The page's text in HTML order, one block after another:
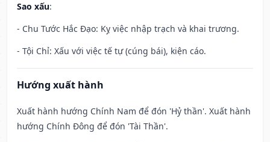
Sao xấu:
- Chu Tước Hắc Đạo: Kỵ việc nhập trạch và khai trương.
- Tội Chỉ: Xấu với việc tế tự (cúng bái), kiện cáo.
Hướng xuất hành
Xuất hành hướng Chính Nam để đón 'Hỷ thần'. Xuất hành
hướng Chính Đông để đón 'Tài Thần'.